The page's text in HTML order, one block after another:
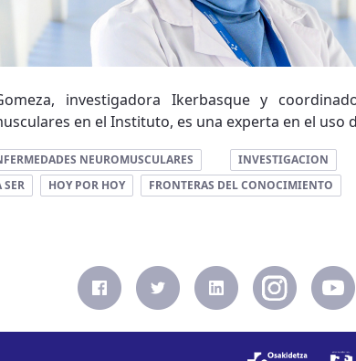
investigadora Ikerbasque y
en el Instituto, es una experta en el uso
NEUROMUSCULARES INVESTIGACION
SER HOY POR HOY FRONTERAS DEL CONOCIMIENTO